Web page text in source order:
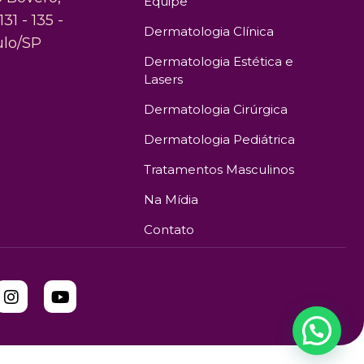
- 135 -
SP
Dermatologia Clínica
Dermatologia Estética e
Lasers
Dermatologia Cirúrgica
Dermatologia Pediátrica
Tratamentos Masculinos
Na Mídia
Contato